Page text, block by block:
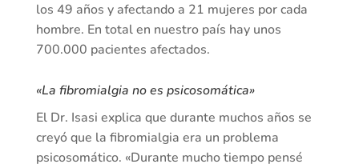
los 49 años y afectando a 21 mujeres por cada
hombre. En total en nuestro país hay unos
700.000 pacientes afectados.
«La fibromialgia no es psicosomática»
El Dr. Isasi explica que durante muchos años se
creyó que la fibromialgia era un problema
psicosomático. «Durante mucho tiempo pensé